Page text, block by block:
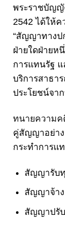
พระราชบัญญั
2542 ได้ให้
“สัญญาทาง
ฝ่ายใดฝ่ายห
การแทนรัฐ
บริการสาธา
ประโยชน์จา
ทนายความ
คู่สัญญาอย่าง
กระทำการแ
สัญญารับ
สัญญาจ้าง
สัญญาปรั